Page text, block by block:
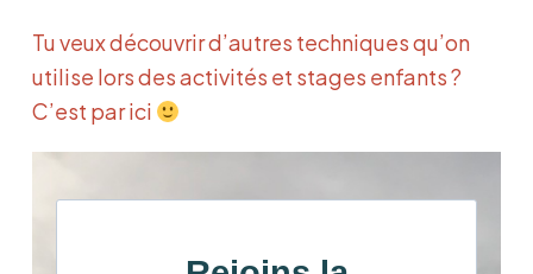
Tu veux découvrir d’autres techniques qu’on
utilise lors des activités et stages enfants ?
C’est par ici